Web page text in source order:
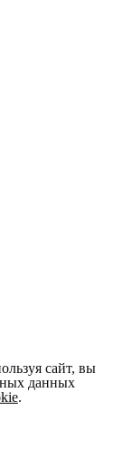
сайт, вы
данных
.